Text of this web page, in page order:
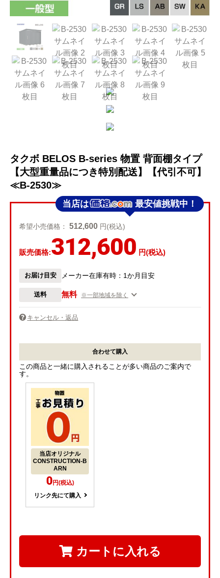
タクボ BELOS B-series 物置 背面棚タイプ
【大型重量品につき特別配送】【代引不可】
≪B-2530≫
当店は 最安値挑戦中！
希望小売価格：512,600 円(税込)
販売価格:312,600 円(税込)
お届け目安 メーカー在庫有時：1か月目安
送料 無料 ※一部地域を除く
キャンセル・返品
合わせて購入
この商品と一緒に購入されることが多い商品のご案内で
す。
当店オリジナル
CONSTRUCTION-B
ARN
0円(税込)
リンク先にて購入
カートに入れる